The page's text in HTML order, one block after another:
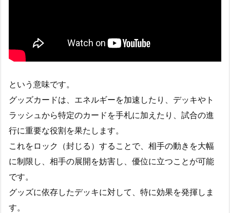
という意味です。
グッズカードは、エネルギーを加速したり、デッキやト
ラッシュから特定のカードを手札に加えたり、試合の進
行に重要な役割を果たします。
これをロック（封じる）することで、相手の動きを大幅
に制限し、相手の展開を妨害し、優位に立つことが可能
です。
グッズに依存したデッキに対して、特に効果を発揮しま
す。